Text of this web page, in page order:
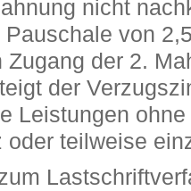
nicht
von
der 2.
der
Leistungen
oder teilweise